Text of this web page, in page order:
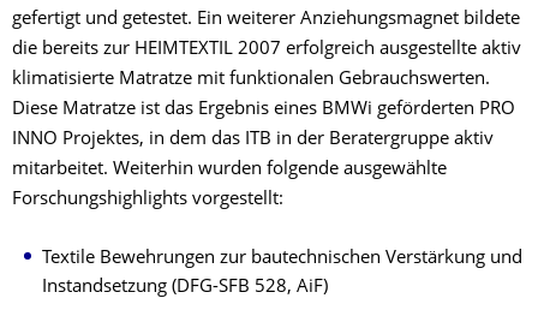
gefertigt und getestet. Ein weiterer Anziehungsmagnet bildete
die bereits zur HEIMTEXTIL 2007 erfolgreich ausgestellte aktiv
klimatisierte Matratze mit funktionalen Gebrauchswerten.
Diese Matratze ist das Ergebnis eines BMWi geförderten PRO
INNO Projektes, in dem das ITB in der Beratergruppe aktiv
mitarbeitet. Weiterhin wurden folgende ausgewählte
Forschungshighlights vorgestellt:
Textile Bewehrungen zur bautechnischen Verstärkung und
Instandsetzung (DFG-SFB 528, AiF)